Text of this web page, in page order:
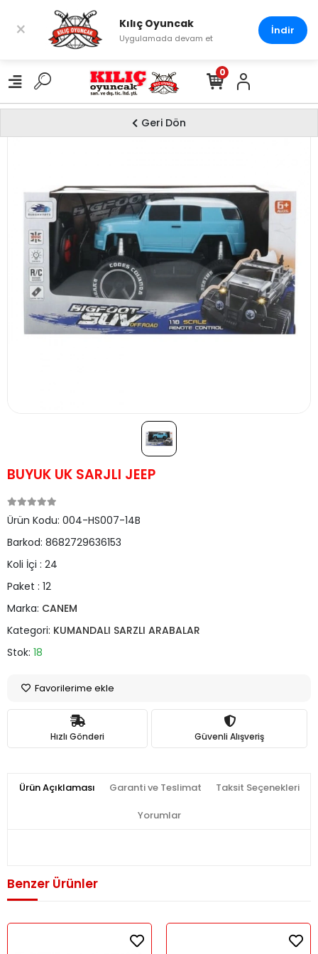
0
Geri Dön
BUYUK UK SARJLI JEEP
Ürün Kodu: 004-HS007-14B
Barkod: 8682729636153
Koli İçi : 24
Paket : 12
Marka: CANEM
Kategori: KUMANDALI SARZLI ARABALAR
Stok: 18
Favorilerime ekle
Hızlı Gönderi Güvenli Alışveriş
Ürün Açıklaması Garanti ve Teslimat Taksit Seçenekleri
Yorumlar
Benzer Ürünler
× Kılıç Oyuncak
Uygulamada devam et
İndir